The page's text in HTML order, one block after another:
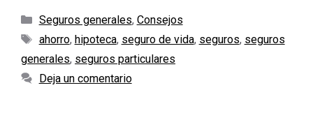
Categorías
Seguros generales, Consejos
Etiquetas
ahorro, hipoteca, seguro de vida, seguros, seguros
generales, seguros particulares
Deja un comentario